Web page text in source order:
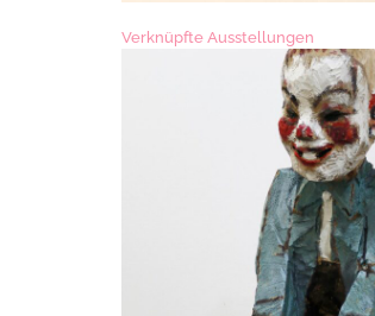
Verknüpfte Ausstellungen